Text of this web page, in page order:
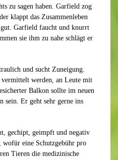
zu sagen haben. Garfield zog
klappt das Zusammenleben
Garfield faucht und knurrt
sie ihm zu nahe schlägt er
und sucht Zuneigung.
werden, an Leute mit
Balkon sollte im neuen
sein. Er geht sehr gerne ins
gechipt, geimpft und negativ
wofür eine Schutzgebühr pro
Tieren die medizinische